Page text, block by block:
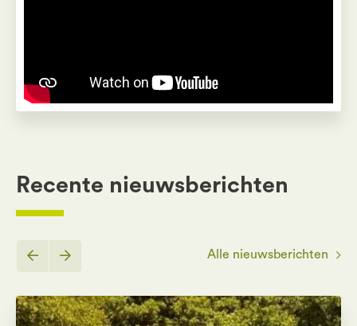
Pas instellingen voor [wt_cli_manage_consent]
Recente nieuwsberichten
Alle nieuwsberichten